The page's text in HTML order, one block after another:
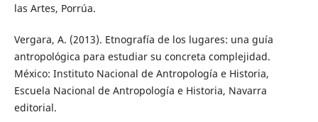
las Artes, Porrúa.
Vergara, A. (2013). Etnografía de los lugares: una guía
antropológica para estudiar su concreta complejidad.
México: Instituto Nacional de Antropología e Historia,
Escuela Nacional de Antropología e Historia, Navarra
editorial.